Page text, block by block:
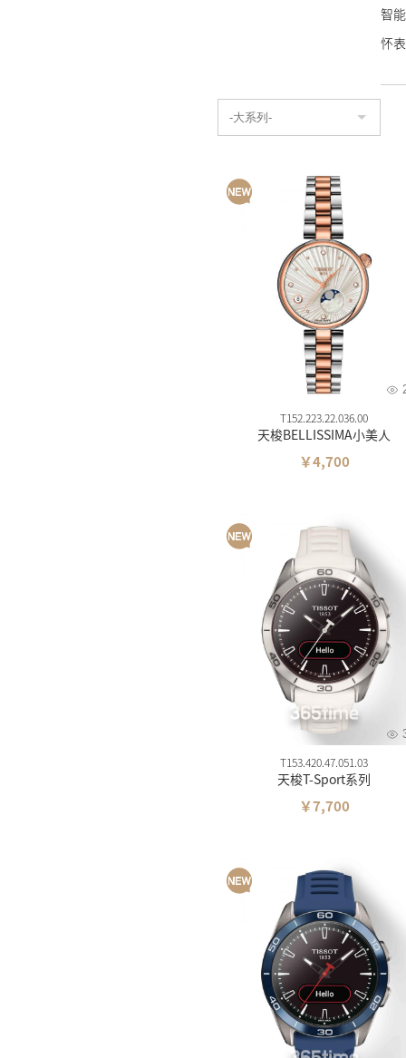
波尔
豪
卡
梅花
罗
依
智能
怀表
T152.223.22.036.00
天梭BELLISSIMA小美人
￥4,700
T153.420.47.051.03
天梭T-Sport系列
￥7,700